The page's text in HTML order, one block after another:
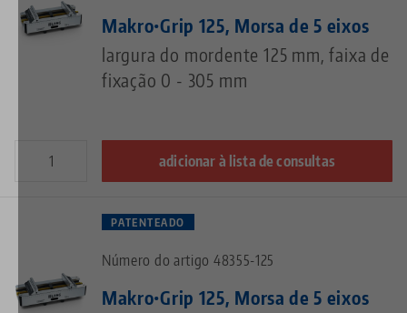
Makro•Grip 125, Morsa de 5 eixos
largura do mordente 125 mm, faixa de
fixação 0 - 305 mm
adicionar à lista de consultas
PATENTEADO
Número do artigo 48355-125
Makro•Grip 125, Morsa de 5 eixos